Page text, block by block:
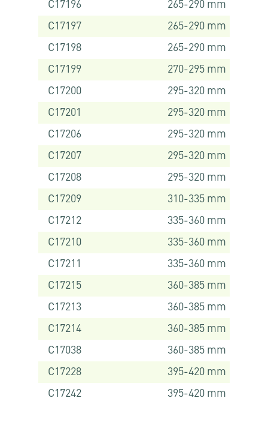
C17196
265-290 mm
C17197
265-290 mm
C17198
265-290 mm
C17199
270-295 mm
C17200
295-320 mm
C17201
295-320 mm
C17206
295-320 mm
C17207
295-320 mm
C17208
295-320 mm
C17209
310-335 mm
C17212
335-360 mm
C17210
335-360 mm
C17211
335-360 mm
C17215
360-385 mm
C17213
360-385 mm
C17214
360-385 mm
C17038
360-385 mm
C17228
395-420 mm
C17242
395-420 mm